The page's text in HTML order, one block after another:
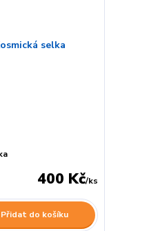
400 Kč/ks
Přidat do košíku